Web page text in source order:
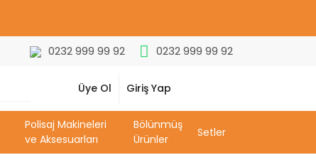
0232 999 99 92 0232 999 99 92
Üye Ol Giriş Yap
Polisaj Makineleri
ve Aksesuarları
Bölünmüş
Ürünler
Setler